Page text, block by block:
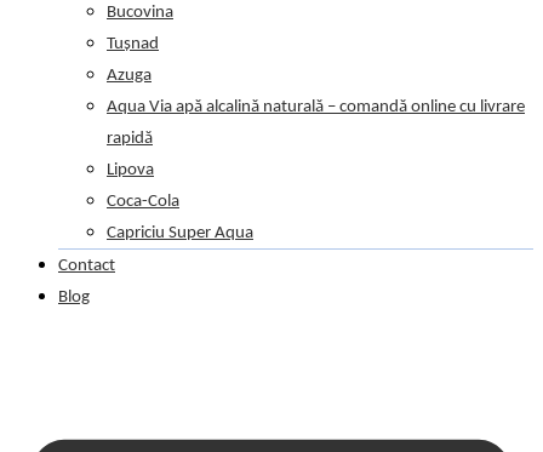
Bucovina
Tușnad
Azuga
Aqua Via apă alcalină naturală – comandă online cu livrare
rapidă
Lipova
Coca-Cola
Capriciu Super Aqua
Contact
Blog